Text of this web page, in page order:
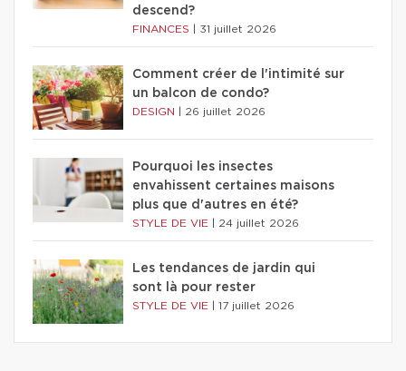
descend?
FINANCES 31 juillet 2026
Comment créer de l'intimité sur
un balcon de condo?
DESIGN 26 juillet 2026
Pourquoi les insectes
envahissent certaines maisons
plus que d'autres en été?
STYLE DE VIE 24 juillet 2026
Les tendances de jardin qui
sont là pour rester
STYLE DE VIE 17 juillet 2026